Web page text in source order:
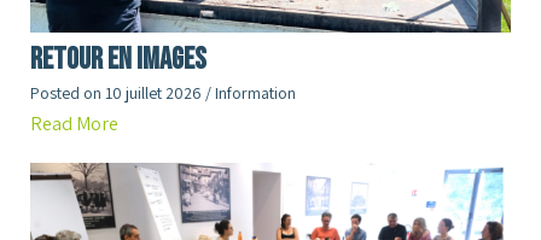
RETOUR en images
Posted on 10 juillet 2026 /Information
Read More